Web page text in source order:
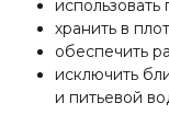
использовать
хранить в
обеспечить
исключить
и питьевой